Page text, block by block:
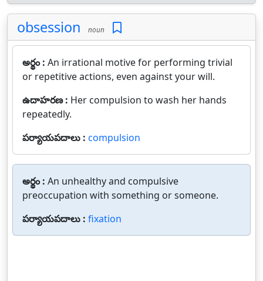
obsession noun
అర్థం : An irrational motive for performing trivial
or repetitive actions, even against your will.
ఉదాహరణ : Her compulsion to wash her hands
repeatedly.
పర్యాయపదాలు : compulsion
అర్థం : An unhealthy and compulsive
preoccupation with something or someone.
పర్యాయపదాలు : fixation